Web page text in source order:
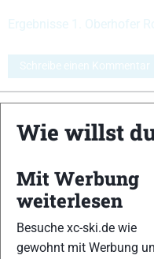
Ergebnisse 1. Oberhofer
Schreibe einen Kommentar
News aus dem
und allem was du sonst
wissen solltest.
ObSkilanglauf-
immer ein offenes Ohr
Wie willst
Mit Werbung
weiterlesen
Besuche xc-ski.de wie
gewohnt mit Werbung